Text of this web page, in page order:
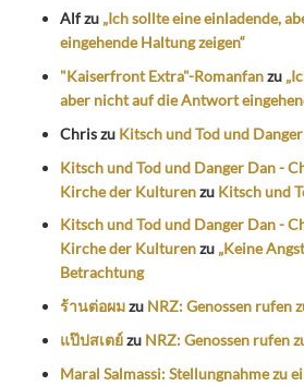
Alfzu „Ich sollte eine einladende,
eingehende Haltung zeigen“
"Kaiserfront Extra"-Romanfanzu
aber nicht auf die Antwort
Chriszu Kitsch und Tod und
Kitsch und Tod und Danger Dan -
Kirche der Kulturenzu Kitsch und
Kitsch und Tod und Danger Dan -
Kirche der Kulturenzu „Keine
Betrachtung
ร้านต่อผมzu NRZ: Genossen rufen
แป๊ปสเตย์zu NRZ: Genossen rufen
Maral Salmassi: Stellungnahme zu